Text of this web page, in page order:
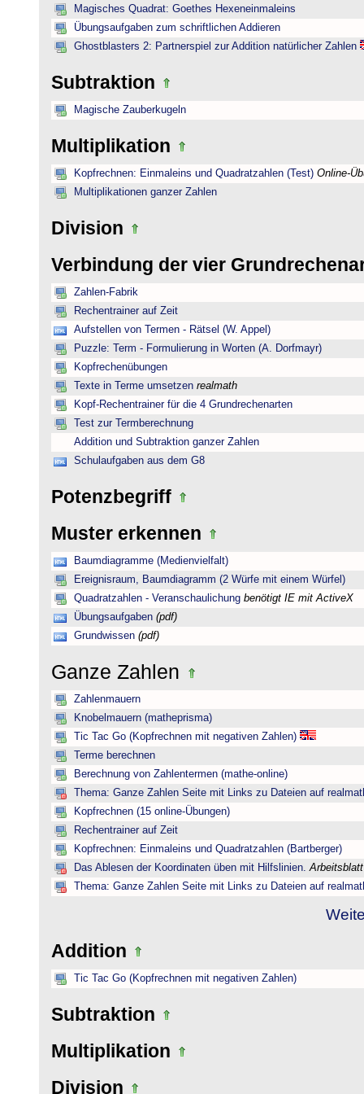
Magisches Quadrat: Goethes Hexeneinmaleins
Übungsaufgaben zum schriftlichen Addieren
Ghostblasters 2: Partnerspiel zur Addition natürlicher Zahlen
Subtraktion
Magische Zauberkugeln
Multiplikation
Kopfrechnen: Einmaleins und Quadratzahlen (Test) Online-
Multiplikationen ganzer Zahlen
Division
Verbindung der vier
Zahlen-Fabrik
Rechentrainer auf Zeit
Aufstellen von Termen - Rätsel (W. Appel)
Puzzle: Term - Formulierung in Worten (A. Dorfmayr)
Kopfrechenübungen
Texte in Terme umsetzen realmath
Kopf-Rechentrainer für die 4 Grundrechenarten
Test zur Termberechnung
Addition und Subtraktion ganzer Zahlen
Schulaufgaben aus dem G8
Potenzbegriff
Muster erkennen
Baumdiagramme (Medienvielfalt)
Ereignisraum, Baumdiagramm (2 Würfe mit einem Würfel)
Quadratzahlen - Veranschaulichung benötigt IE mit ActiveX
Übungsaufgaben (pdf)
Grundwissen (pdf)
Ganze Zahlen
Zahlenmauern
Knobelmauern (matheprisma)
Tic Tac Go (Kopfrechnen mit negativen Zahlen)
Terme berechnen
Berechnung von Zahlentermen (mathe-online)
Thema: Ganze Zahlen Seite mit Links zu Dateien auf
Kopfrechnen (15 online-Übungen)
Rechentrainer auf Zeit
Kopfrechnen: Einmaleins und Quadratzahlen (Bartberger)
Das Ablesen der Koordinaten üben mit Hilfslinien.
Thema: Ganze Zahlen Seite mit Links zu Dateien auf
Addition
Tic Tac Go (Kopfrechnen mit negativen Zahlen)
Subtraktion
Multiplikation
Division